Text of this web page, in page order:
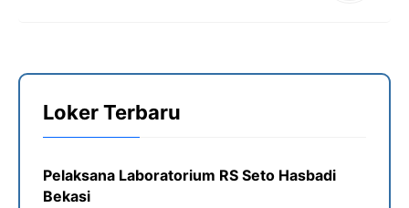
Loker Terbaru
Pelaksana Laboratorium RS Seto Hasbadi
Bekasi